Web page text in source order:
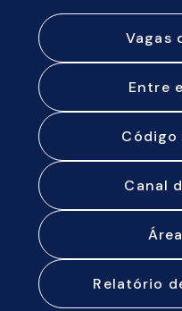
Vagas
Entre
Canal
Relatório